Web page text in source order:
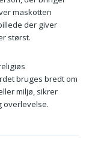
maskotten
der giver
størst.
bruges bredt om
miljø, sikrer
overlevelse.